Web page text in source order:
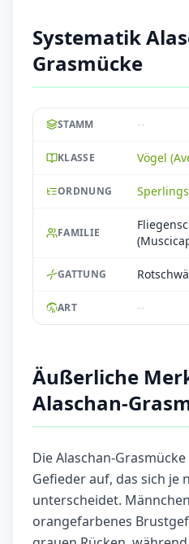
Systematik
Grasmücke
STAMM --
KLASSE Vögel
ORDNUNG
FAMILIE
GATTUNG
ART --
Äußerliche
Alaschan-
Die Alaschan-
Gefieder auf, das sich je
unterscheidet.
orangefarbenes